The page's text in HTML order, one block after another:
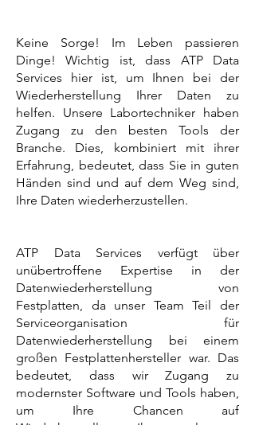
Keine Sorge! Im Leben passieren
Dinge! Wichtig ist, dass ATP Data
Services hier ist, um Ihnen bei der
Wiederherstellung Ihrer Daten zu
helfen. Unsere Labortechniker haben
Zugang zu den besten Tools der
Branche. Dies, kombiniert mit ihrer
Erfahrung, bedeutet, dass Sie in guten
Händen sind und auf dem Weg sind,
Ihre Daten wiederherzustellen.
ATP Data Services verfügt über
unübertroffene Expertise in der
Datenwiederherstellung von
Festplatten, da unser Team Teil der
Serviceorganisation für
Datenwiederherstellung bei einem
großen Festplattenhersteller war. Das
bedeutet, dass wir Zugang zu
modernster Software und Tools haben,
um Ihre Chancen auf